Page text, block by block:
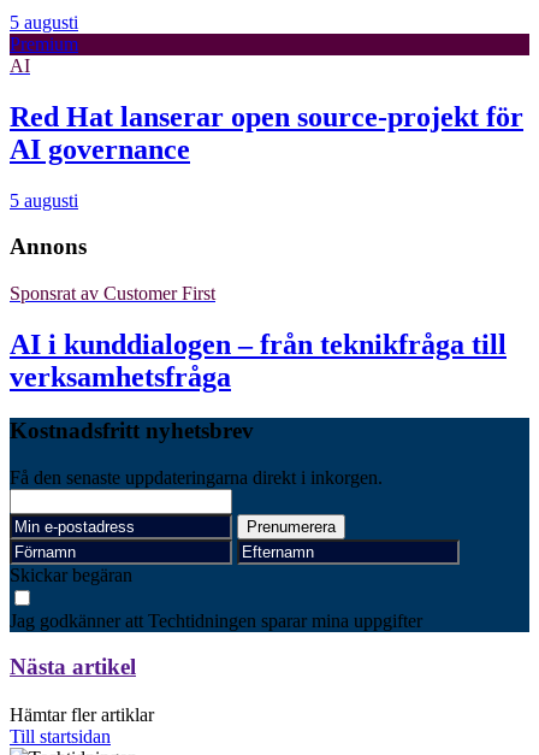
5 augusti
Premium
AI
Red Hat lanserar open source-projekt för
AI governance
5 augusti
Annons
Sponsrat av Customer First
AI i kunddialogen – från teknikfråga till
verksamhetsfråga
Kostnadsfritt nyhetsbrev
Få den senaste uppdateringarna direkt i inkorgen.
Skickar begäran
Jag godkänner att Techtidningen sparar mina uppgifter
Nästa artikel
Hämtar fler artiklar
Till startsidan